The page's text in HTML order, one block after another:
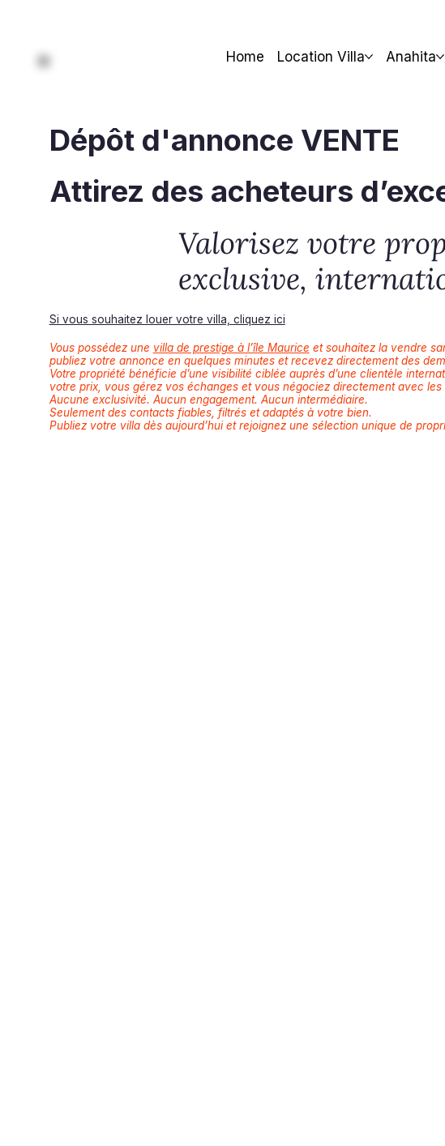
Home Location Villa Anahita
Dépôt d'annonce VENTE
Attirez des acheteurs
Valorisez votre
exclusive,
Si vous souhaitez louer votre villa, cliquez ici
Vous possédez une villa de prestige à l’île Maurice et souhaitez la vendre
publiez votre annonce en quelques minutes et recevez directement des
Votre propriété bénéficie d’une visibilité ciblée auprès d’une clientèle
votre prix, vous gérez vos échanges et vous négociez directement avec les
Aucune exclusivité. Aucun engagement. Aucun intermédiaire.
Seulement des contacts fiables, filtrés et adaptés à votre bien.
Publiez votre villa dès aujourd’hui et rejoignez une sélection unique de